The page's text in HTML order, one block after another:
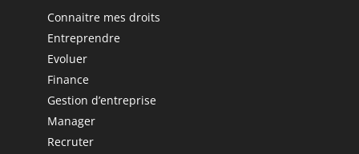
Connaitre mes droits
Entreprendre
Evoluer
Finance
Gestion d’entreprise
Manager
Recruter